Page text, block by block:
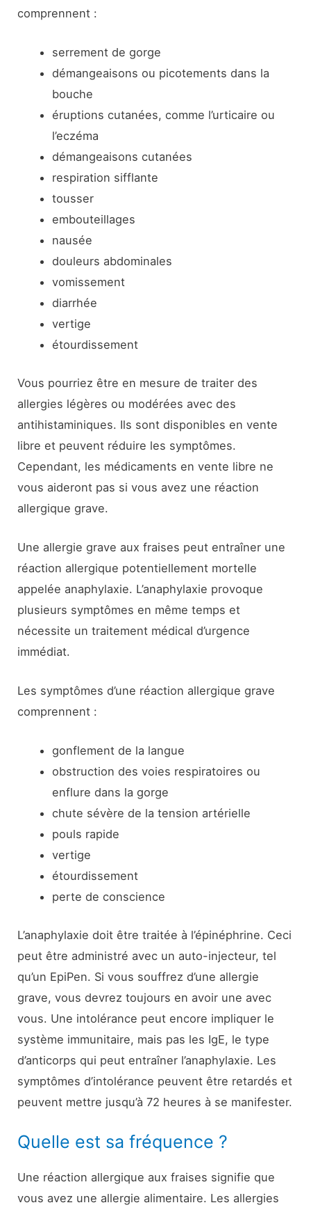
comprennent :
serrement de gorge
démangeaisons ou picotements dans la
bouche
éruptions cutanées, comme l’urticaire ou
l’eczéma
démangeaisons cutanées
respiration sifflante
tousser
embouteillages
nausée
douleurs abdominales
vomissement
diarrhée
vertige
étourdissement
Vous pourriez être en mesure de traiter des
allergies légères ou modérées avec des
antihistaminiques. Ils sont disponibles en vente
libre et peuvent réduire les symptômes.
Cependant, les médicaments en vente libre ne
vous aideront pas si vous avez une réaction
allergique grave.
Une allergie grave aux fraises peut entraîner une
réaction allergique potentiellement mortelle
appelée anaphylaxie. L’anaphylaxie provoque
plusieurs symptômes en même temps et
nécessite un traitement médical d’urgence
immédiat.
Les symptômes d’une réaction allergique grave
comprennent :
gonflement de la langue
obstruction des voies respiratoires ou
enflure dans la gorge
chute sévère de la tension artérielle
pouls rapide
vertige
étourdissement
perte de conscience
L’anaphylaxie doit être traitée à l’épinéphrine. Ceci
peut être administré avec un auto-injecteur, tel
qu’un EpiPen. Si vous souffrez d’une allergie
grave, vous devrez toujours en avoir une avec
vous. Une intolérance peut encore impliquer le
système immunitaire, mais pas les IgE, le type
d’anticorps qui peut entraîner l’anaphylaxie. Les
symptômes d’intolérance peuvent être retardés et
peuvent mettre jusqu’à 72 heures à se manifester.
Quelle est sa fréquence ?
Une réaction allergique aux fraises signifie que
vous avez une allergie alimentaire. Les allergies